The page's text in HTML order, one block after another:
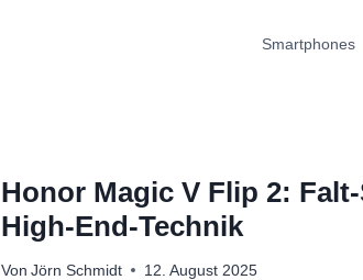
Smartphones
Honor Magic V Flip 2:
High-End-Technik
Von Jörn Schmidt 12. August 2025